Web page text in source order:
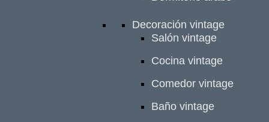
Decoración vintage
Salón vintage
Cocina vintage
Comedor vintage
Baño vintage